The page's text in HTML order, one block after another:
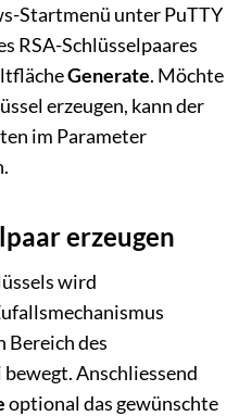
Startmenü unter PuTTY
RSA-Schlüsselpaares
Generate. Möchte
erzeugen, kann der
im Parameter
erzeugen
wird
Bereich des
Anschliessend
optional das gewünschte